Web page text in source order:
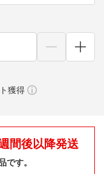
獲得
間後以降発送
です。